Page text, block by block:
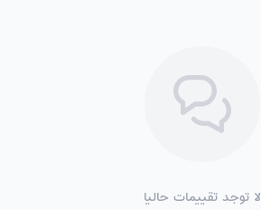
لا توجد تقييمات حاليا